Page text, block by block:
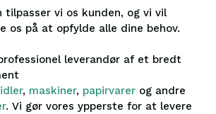
tilpasser vi os kunden, og vi vil
os på at opfylde alle dine behov.
leverandør af et bredt
, maskiner, papirvarer og andre
. Vi gør vores ypperste for at levere